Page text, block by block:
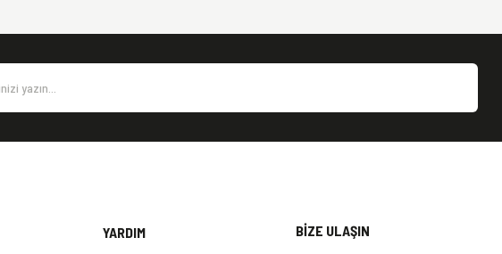
YARDIM BİZE ULAŞIN